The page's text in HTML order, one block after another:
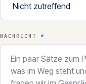
NACHRICHT *